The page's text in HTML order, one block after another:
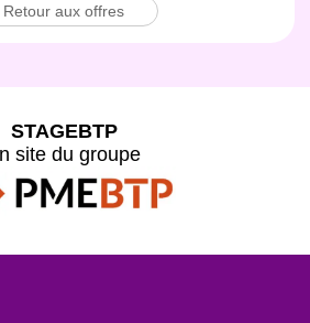
Retour aux offres
STAGEBTP
site du groupe